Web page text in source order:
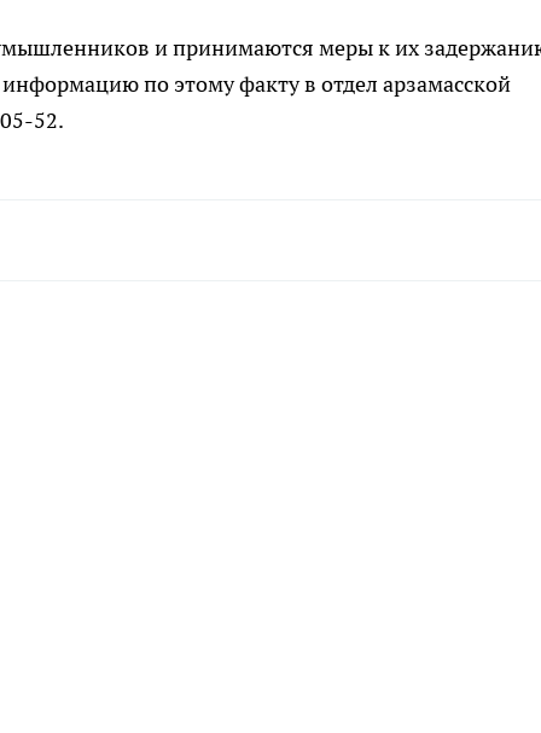
и принимаются меры к их
по этому факту в отдел арзамасской
52.